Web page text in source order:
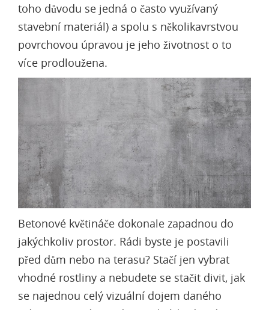
toho důvodu se jedná o často využívaný
stavební materiál) a spolu s několikavrstvou
povrchovou úpravou je jeho životnost o to
více prodloužena.
Betonové květináče dokonale zapadnou do
jakýchkoliv prostor. Rádi byste je postavili
před dům nebo na terasu? Stačí jen vybrat
vhodné rostliny a nebudete se stačit divit, jak
se najednou celý vizuální dojem daného